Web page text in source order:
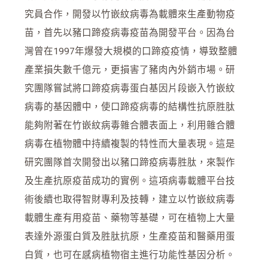
究員合作，開發以竹嵌紋病毒為載體來生產動物疫
苗，首先以豬口蹄疫病毒疫苗為開發平台。因為台
灣曾在1997年爆發大規模的口蹄疫疫情，導致整體
產業損失數千億元，更損害了豬肉內外銷市場。研
究團隊嘗試將口蹄疫病毒蛋白基因片段嵌入竹嵌紋
病毒的基因體中，使口蹄疫病毒的結構性抗原胜肽
能夠附著在竹嵌紋病毒雜合體表面上，利用雜合體
病毒在植物體中持續複製的特性而大量表現。這是
研究團隊首次開發出以豬口蹄疫病毒胜肽，來製作
及生產抗原疫苗成功的實例。這項病毒載體平台技
術後續也取得智財專利及技轉，建立以竹嵌紋病毒
載體生產有用疫苗、藥物等基礎，可在植物上大量
表達外源蛋白質及胜肽抗原，生產疫苗和醫藥用蛋
白質，也可在感病植物宿主進行功能性基因分析。